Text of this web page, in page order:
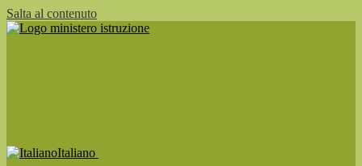
Salta al contenuto
Italiano